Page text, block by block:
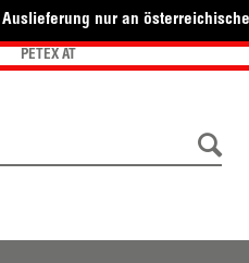
- Auslieferung nur an
PETEX AT